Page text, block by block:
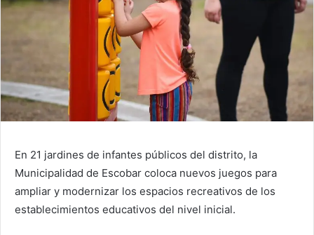
En 21 jardines de infantes públicos del distrito, la
Municipalidad de Escobar coloca nuevos juegos para
ampliar y modernizar los espacios recreativos de los
establecimientos educativos del nivel inicial.